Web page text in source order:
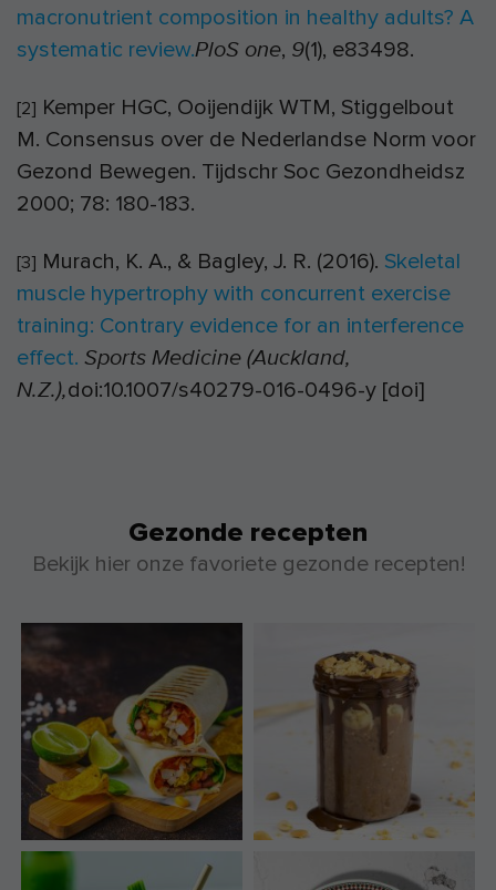
macronutrient composition in healthy adults? A
systematic review.PloS one, 9(1), e83498.
[2] Kemper HGC, Ooijendijk WTM, Stiggelbout
M. Consensus over de Nederlandse Norm voor
Gezond Bewegen. Tijdschr Soc Gezondheidsz
2000; 78: 180-183.
[3] Murach, K. A., & Bagley, J. R. (2016). Skeletal
muscle hypertrophy with concurrent exercise
training: Contrary evidence for an interference
effect. Sports Medicine (Auckland,
N.Z.),doi:10.1007/s40279-016-0496-y [doi]
Gezonde recepten
Bekijk hier onze favoriete gezonde recepten!